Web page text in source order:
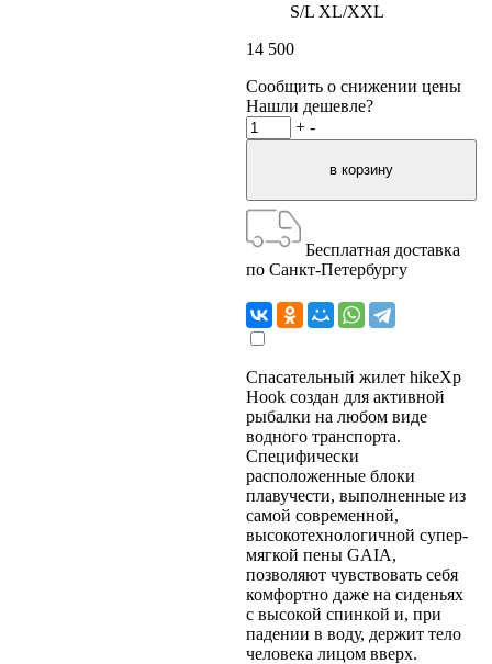
S/L XL/XXL
14 500
Сообщить о снижении цены
Нашли дешевле?
+ -
Бесплатная доставка
по Санкт-Петербургу
Спасательный жилет hikeXp
Hook создан для активной
рыбалки на любом виде
водного транспорта.
Специфически
расположенные блоки
плавучести, выполненные из
самой современной,
высокотехнологичной супер-
мягкой пены GAIA,
позволяют чувствовать себя
комфортно даже на сиденьях
с высокой спинкой и, при
падении в воду, держит тело
человека лицом вверх.